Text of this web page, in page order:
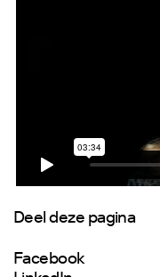
Deel deze pagina
Facebook